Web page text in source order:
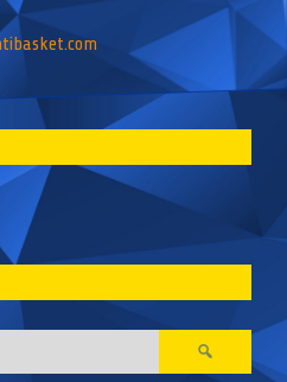
Ricerca
per: